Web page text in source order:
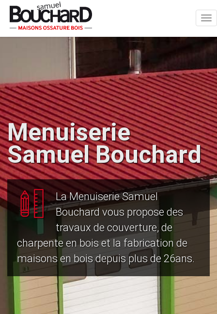
Menuiserie
Samuel Bouchard
La Menuiserie Samuel
Bouchard vous propose des
travaux de couverture, de
charpente en bois et la fabrication de
maisons en bois depuis plus de 26ans.